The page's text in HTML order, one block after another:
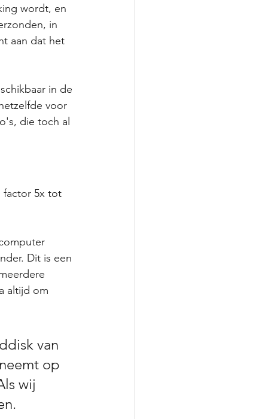
wordt, en
in
aan dat het
in de
voor
die toch al
factor 5x tot
Dit is een
altijd om
van
op
wij